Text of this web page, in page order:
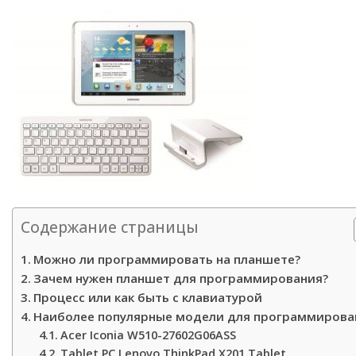
Содержание страницы
Можно ли программировать на планшете?
Зачем нужен планшет для программирования?
Процесс или как быть с клавиатурой
Наиболее популярные модели для
Acer Iconia W510-27602G06ASS